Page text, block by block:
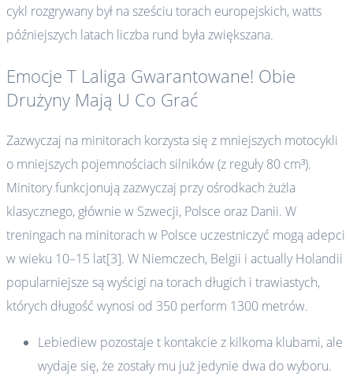
cykl rozgrywany był na sześciu torach europejskich, watts
późniejszych latach liczba rund była zwiększana.
Emocje T Laliga Gwarantowane! Obie
Drużyny Mają U Co Grać
Zazwyczaj na minitorach korzysta się z mniejszych motocykli
o mniejszych pojemnościach silników (z reguły 80 cm³).
Minitory funkcjonują zazwyczaj przy ośrodkach żużla
klasycznego, głównie w Szwecji, Polsce oraz Danii. W
treningach na minitorach w Polsce uczestniczyć mogą adepci
w wieku 10–15 lat[3]. W Niemczech, Belgii i actually Holandii
popularniejsze są wyścigi na torach długich i trawiastych,
których długość wynosi od 350 perform 1300 metrów.
Lebiediew pozostaje t kontakcie z kilkoma klubami, ale
wydaje się, że zostały mu już jedynie dwa do wyboru.